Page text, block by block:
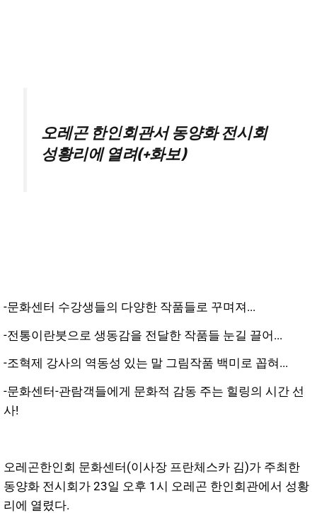
오레곤 한인회관서 동양화 전시회
성황리에 열려(+화보)
-문화센터 수강생들의 다양한 작품들로 꾸며져...
-전통이란붓으로 생동감을 전달한 작품들 눈길 끌어...
-조혁제 강사의 역동성 있는 말 그림작품 백미로 꼽혀...
-문화센터-관람객들에게 문화적 감동 주는 힐링의 시간 선
사!
오레곤한인회 문화센터(이사장 프란체스카 김)가 주최한
동양화 전시회가 23일 오후 1시 오레곤 한인회관에서 성황
리에 열렸다.